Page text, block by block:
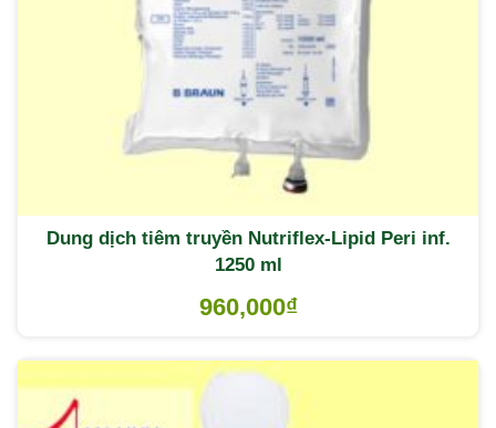
Dung dịch tiêm truyền Nutriflex-Lipid Peri inf.
1250 ml
960,000₫